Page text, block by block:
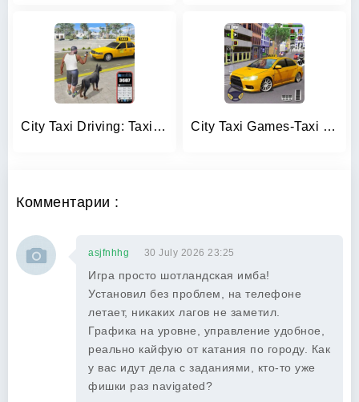
City Taxi Driving: Taxi Games City Taxi Games-Taxi Car Games
Комментарии :
asjfnhhg 30 July 2026 23:25
Игра просто шотландская имба!
Установил без проблем, на телефоне
летает, никаких лагов не заметил.
Графика на уровне, управление удобное,
реально кайфую от катания по городу. Как
у вас идут дела с заданиями, кто-то уже
фишки раз navigated?